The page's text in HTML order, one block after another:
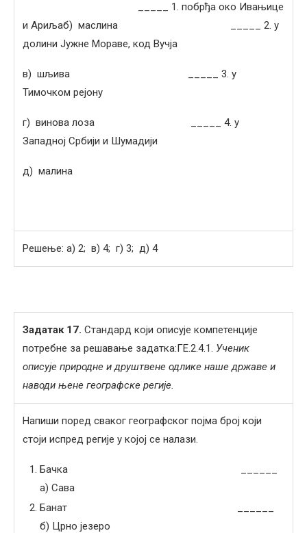
_____ 1. побрђа око Ивањице
и Ариљаб) маслина _____ 2. у
долини Јужне Мораве, код Вучја
в) шљива _____ 3. у
Тимочком рејону
г) винова лоза _____ 4. у
Западној Србији и Шумадији
д) малина
Решење: а) 2; в) 4; г) 3; д) 4
Задатак 17. Стандард који описује компетенције
потребне за решавање задатка:ГЕ.2.4.1. Ученик
описује природне и друштвене одлике наше државе и
наводи њене географске регије.
Напиши поред сваког географског појма број који
стоји испред регије у којој се налази.
Бачка ______
а) Сава
Банат ______
б) Црно језеро